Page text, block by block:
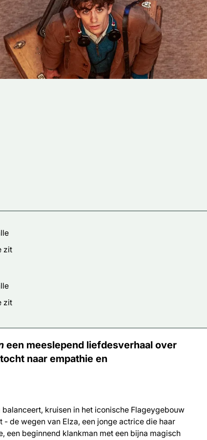
zit
zit
een meeslepend liefdesverhaal over
naar empathie en
kruisen in het iconische Flageygebouw
de wegen van Elza, een jonge actrice die haar
een beginnend klankman met een bijna magisch